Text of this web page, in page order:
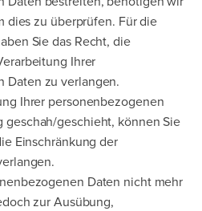
dies zu überprüfen. Für die
Sie das Recht, die
Ihrer
Daten zu verlangen.
Ihrer personenbezogenen
geschah/geschieht, können Sie
Einschränkung der
Daten nicht mehr
zur Ausübung,